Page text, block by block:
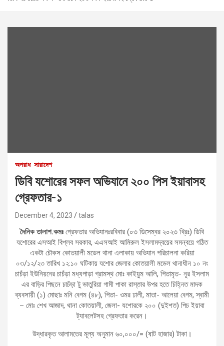
অপরাধ সারাদেশ
ডিবি যশোরের সফল অভিযানে ২০০ পিস ইয়াবাসহ
গ্রেফতার-১
December 4, 2023 talas
দৈনিক তালাশ.কমঃ গ্রেফতার অভিযানঃরবিবার (০৩ ডিসেম্বর ২০২৩ খ্রিঃ) ডিবি
যশোরের এসআই বিপ্লব সরকার, এএসআই আমিরুল ইসলামদ্বয়ের সমন্বয়ে গঠিত
একটা চৌকস কোতয়ালী মডেল থানা এলাকায় অভিযান পরিচালনা করিয়া
০৩/১২/২৩ তারিখ ১২:১০ ঘটিকায় যশোর জেলার কোতয়ালী মডেল থানাধীন ১০ নং
চাচঁড়া ইউনিয়নের চাচঁড়া মধ্যপাড়া গ্রামস্থ মোঃ কাইয়ুম আলি, পিতামৃত- নূর ইসলাম
এর বাড়ির পিছনে চাচঁড়া টু ভাতুরিয়া গামী পাকা রাস্তার উপর হতে চিহ্নিত মাদক
ব্যবসায়ী (১) মোছাঃ মনি বেগম (৪৮), পিতা- ওমর ঢালী, মাতা- আলেয়া বেগম, স্বামী
– মোঃ শেখ আজাদ, থানা কোতয়ালী, জেলা- যশোরকে ২০০ (দুইশত) পিচ ইয়াবা
ট্যাবলেটসহ গ্রেফতার করেন।
উদ্ধারকৃত আলামতের মূল্য অনুমান ৬০,০০০/= (ষাট হাজার) টাকা।